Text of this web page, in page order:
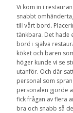
Vi kom in i
snabbt
till vårt bord.
tänkbara. Det hade
bord i själva
köket och baren
höger kunde vi se
utanför. Och där
personal som
personalen gjorde
fick frågan av flera
bra och snabb så